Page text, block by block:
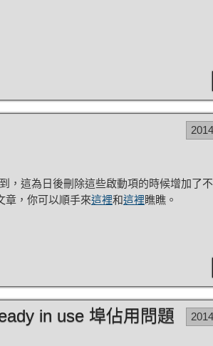
到，這為日後刪除這些啟動項的時候增加
章，你可以順手來這裡和這裡瞧瞧。
in use 埠佔用問題